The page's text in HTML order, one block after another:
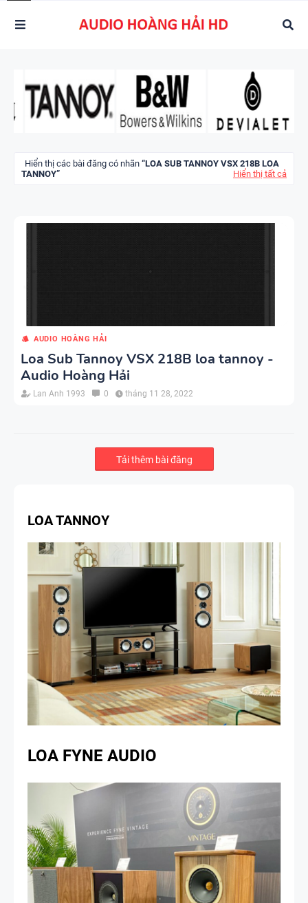
Hiển thị các bài đăng có nhãn LOA SUB TANNOY VSX 218B LOA
TANNOY
Hiển thị tất cả
AUDIO HOÀNG HẢI
Loa Sub Tannoy VSX 218B loa tannoy -
Audio Hoàng Hải
Lan Anh 1993 0 tháng 11 28, 2022
Tải thêm bài đăng
LOA TANNOY
LOA FYNE AUDIO